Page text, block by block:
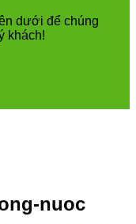
n dưới để chúng
khách!
nuoc